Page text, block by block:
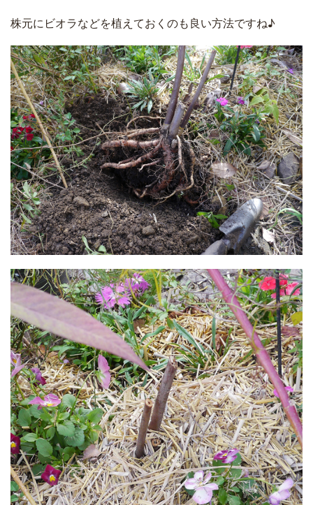
株元にビオラなどを植えておくのも良い方法ですね♪